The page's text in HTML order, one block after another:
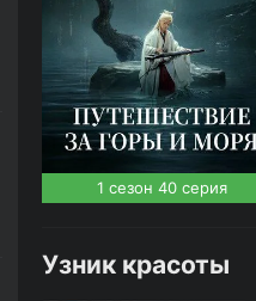
1 сезон 40 серия
Узник красоты